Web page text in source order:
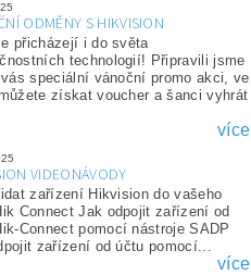
ODMĚNY S HIKVISION
přicházejí i do světa
technologií! Připravili jsme
speciální vánoční promo akci, ve
získat voucher a šanci vyhrát
více
VIDEONÁVODY
zařízení Hikvision do vašeho
Connect Jak odpojit zařízení od
Connect pomocí nástroje SADP
zařízení od účtu pomocí...
více